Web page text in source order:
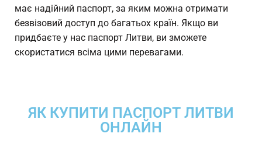
має надійний паспорт, за яким можна отримати
безвізовий доступ до багатьох країн. Якщо ви
придбаєте у нас паспорт Литви, ви зможете
скористатися всіма цими перевагами.
ЯК КУПИТИ ПАСПОРТ ЛИТВИ
ОНЛАЙН